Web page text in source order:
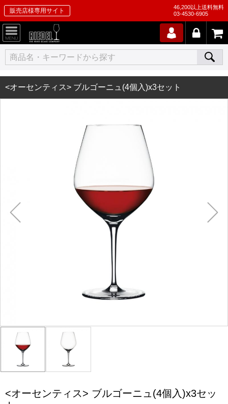
販売店様専用サイト
46,200以上送料無料
03-4530-6905
<オーセンティス> ブルゴーニュ(4個入)x3セット
<オーセンティス> ブルゴーニュ(4個入)x3セッ